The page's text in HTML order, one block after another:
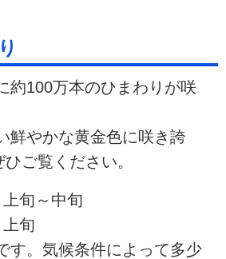
約100万本のひまわりが咲
鮮やかな黄金色に咲き誇
ご覧ください。
上旬～中旬
上旬
。気候条件によって多少